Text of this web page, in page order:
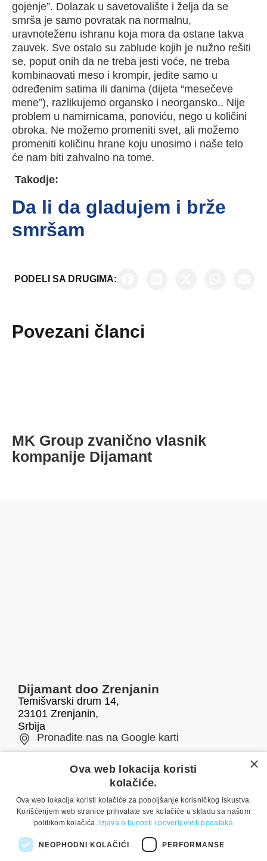
gojenje”. Dolazak u savetovalište i želja da se
smrša je samo povratak na normalnu,
uravnoteženu ishranu koja mora da ostane takva
zauvek. Sve ostalo su zablude kojih je nužno rešiti
se, poput onih da ne treba jesti voće, ne treba
kombinaovati meso i krompir, jedite samo u
određenim satima ili danima (dijeta “mesečeve
mene”), razlikujemo organsko i neorgansko.. Nije
problem u namirnicama, ponoviću, nego u količini
obroka. Ne možemo promeniti svet, ali možemo
promeniti količinu hrane koju unosimo i naše telo
će nam biti zahvalno na tome.
Takodje:
Da li da gladujem i brže
smršam
PODELI SA DRUGIMA:
Povezani članci
MK Group zvanično vlasnik
kompanije Dijamant
Dijamant doo Zrenjanin
Temišvarski drum 14,
23101 Zrenjanin,
Srbija
Pronađite nas na Google karti
Telefon/fax
+381 23 551 001
E-mail
office@dijamant.rs
Pratite nas
×
Ova web lokacija koristi
kolačiće.
Ova web lokacija koristi kolačiće za poboljšanje korisničkog iskustva.
Korišćenjem web stranice prihvatate sve kolačiće u skladu sa našom
politikom kolačića. Izjava o tajnosti i poverljivosti podataka
NEOPHODNI KOLAČIĆI PERFORMANSE